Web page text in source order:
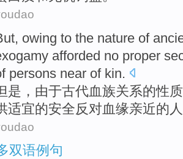
, owing to the nature of
afforded no proper
persons near of kin.
是 ， 由于古代血族关系的性质
适宜的安全反对血缘亲近的
双语例句